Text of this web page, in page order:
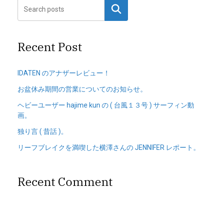
検索
Recent Post
IDATEN のアナザーレビュー！
お盆休み期間の営業についてのお知らせ。
ヘビーユーザー hajime kun の ( 台風１３号 ) サーフィン動
画。
独り言 ( 昔話 )。
リーフブレイクを満喫した横澤さんの JENNIFER レポート。
Recent Comment